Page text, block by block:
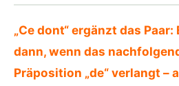
„Ce dont“ ergänzt das
dann, wenn das
Präposition „de“ verlangt –